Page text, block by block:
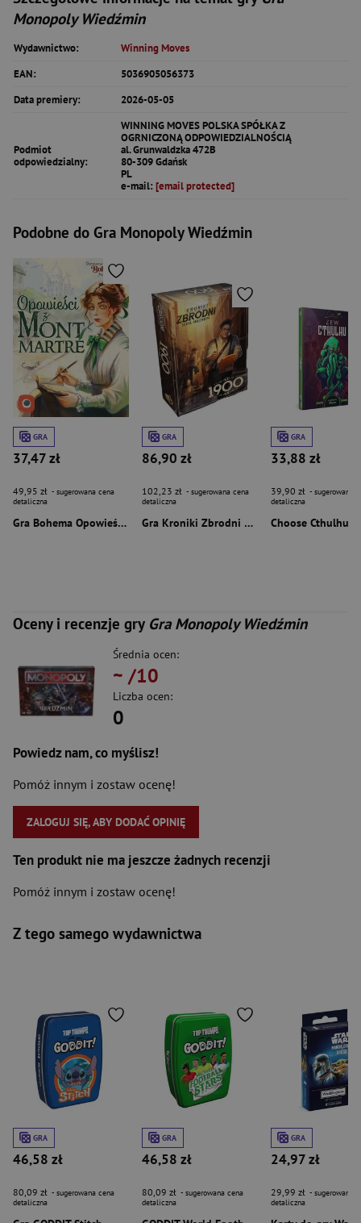
Monopoly Wiedźmin
Wydawnictwo:
Winning Moves
EAN:
5036905056373
Data premiery:
2026-05-05
Podmiot
odpowiedzialny:
WINNING MOVES POLSKA SPÓŁKA Z
OGRNICZONĄ ODPOWIEDZIALNOŚCIĄ
al. Grunwaldzka 472B
80-309 Gdańsk
PL
e-mail: [email protected]
Podobne do Gra Monopoly Wiedźmin
GRA
37,47 zł
49,95 zł - sugerowana cena
detaliczna
Gra Bohema Opowieści z Montmarte
GRA
86,90 zł
102,23 zł - sugerowana cena
detaliczna
Gra Kroniki Zbrodni 1900
GRA
33,88 zł
39,90 zł - sugerowana
detaliczna
Oceny i recenzje gry Gra Monopoly Wiedźmin
Średnia ocen:
~ /10
Liczba ocen:
0
Powiedz nam, co myślisz!
Pomóż innym i zostaw ocenę!
ZALOGUJ SIĘ, ABY DODAĆ OPINIĘ
Ten produkt nie ma jeszcze żadnych recenzji
Pomóż innym i zostaw ocenę!
Z tego samego wydawnictwa
GRA
46,58 zł
80,09 zł - sugerowana cena
detaliczna
GRA
46,58 zł
80,09 zł - sugerowana cena
detaliczna
GRA
24,97 zł
29,99 zł - sugerowana
detaliczna